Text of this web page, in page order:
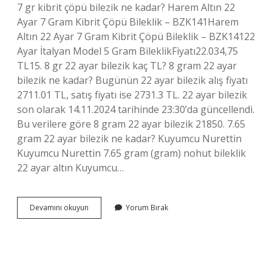
7 gr kibrit çöpü bilezik ne kadar? Harem Altın 22
Ayar 7 Gram Kibrit Çöpü Bileklik – BZK141Harem
Altın 22 Ayar 7 Gram Kibrit Çöpü Bileklik – BZK14122
Ayar İtalyan Model 5 Gram BileklikFiyatı22.034,75
TL15. 8 gr 22 ayar bilezik kaç TL? 8 gram 22 ayar
bilezik ne kadar? Bugünün 22 ayar bilezik alış fiyatı
2711.01 TL, satış fiyatı ise 2731.3 TL. 22 ayar bilezik
son olarak 14.11.2024 tarihinde 23:30’da güncellendi.
Bu verilere göre 8 gram 22 ayar bilezik 21850. 7.65
gram 22 ayar bilezik ne kadar? Kuyumcu Nurettin
Kuyumcu Nurettin 7.65 gram (gram) nohut bileklik
22 ayar altın Kuyumcu…
Devamını okuyun
Adet
Yorum Bırak